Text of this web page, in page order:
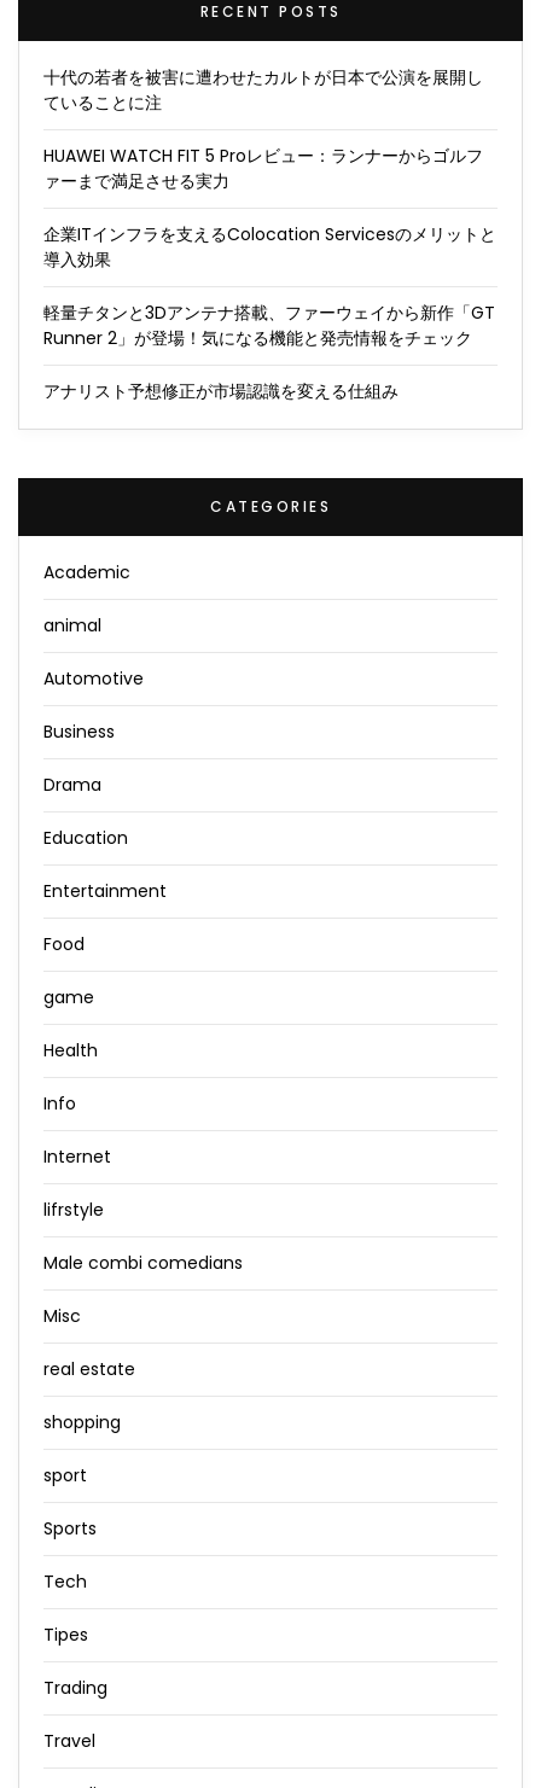
RECENT POSTS
十代の若者を被害に遭わせたカルトが日本で公演を展開し
ていることに注
HUAWEI WATCH FIT 5 Proレビュー：ランナーからゴルフ
ァーまで満足させる実力
企業ITインフラを支えるColocation Servicesのメリットと
導入効果
軽量チタンと3Dアンテナ搭載、ファーウェイから新作「GT
Runner 2」が登場！気になる機能と発売情報をチェック
アナリスト予想修正が市場認識を変える仕組み
CATEGORIES
Academic
animal
Automotive
Business
Drama
Education
Entertainment
Food
game
Health
Info
Internet
lifrstyle
Male combi comedians
Misc
real estate
shopping
sport
Sports
Tech
Tipes
Trading
Travel